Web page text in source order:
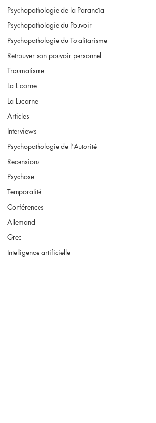
Psychopathologie de la Paranoïa
Psychopathologie du Pouvoir
Psychopathologie du Totalitarisme
Retrouver son pouvoir personnel
Traumatisme
La Licorne
La Lucarne
Articles
Interviews
Psychopathologie de l'Autorité
Recensions
Psychose
Temporalité
Conférences
Allemand
Grec
Intelligence artificielle